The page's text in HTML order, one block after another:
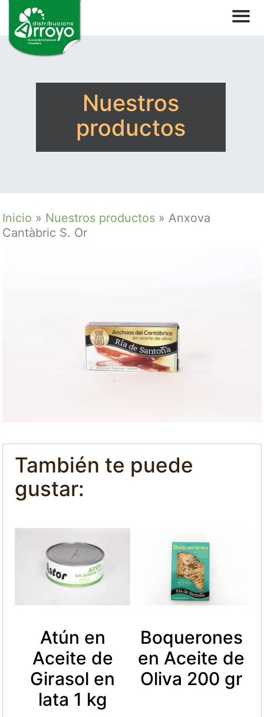
Nuestros
productos
Inicio » Nuestros productos »Anxova
Cantàbric S. Or
También te puede
gustar:
Atún en
Aceite de
Girasol en
lata 1 kg
Boquerones
en Aceite de
Oliva 200 gr